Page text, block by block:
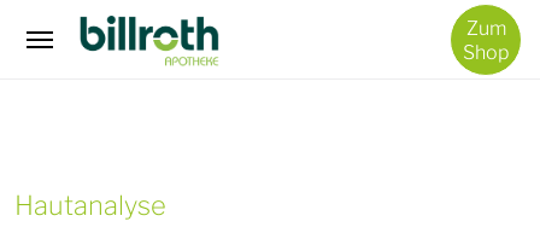
Zum
Shop
Hautanalyse
Hautanalyse